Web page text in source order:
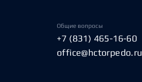
Общие вопросы
+7 (831) 465-16-60
office@hctorpedo.ru